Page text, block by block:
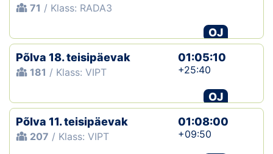
71 / Klass: RADA3
OJ
Põlva 18. teisipäevak
181 / Klass: VIPT
01:05:10
+25:40
OJ
Põlva 11. teisipäevak
207 / Klass: VIPT
01:08:00
+09:50